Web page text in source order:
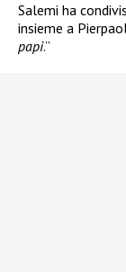
Salemi ha
insieme a
papi.”